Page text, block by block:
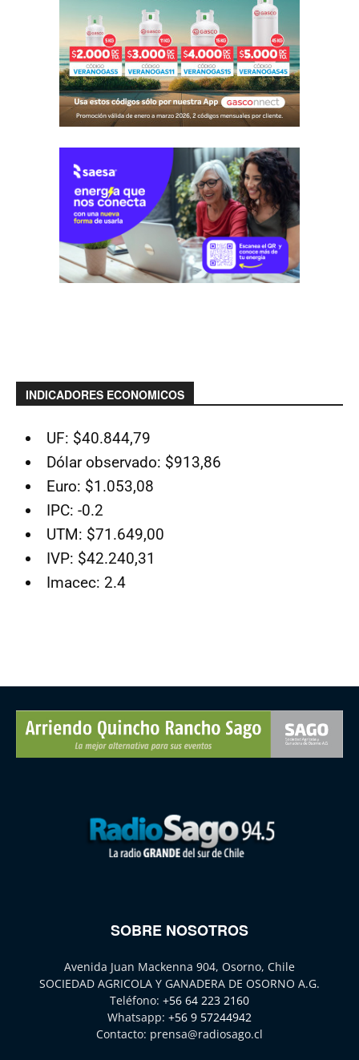
INDICADORES ECONOMICOS
UF: $40.844,79
Dólar observado: $913,86
Euro: $1.053,08
IPC: -0.2
UTM: $71.649,00
IVP: $42.240,31
Imacec: 2.4
SOBRE NOSOTROS
Avenida Juan Mackenna 904, Osorno, Chile
SOCIEDAD AGRICOLA Y GANADERA DE OSORNO A.G.
Teléfono: +56 64 223 2160
Whatsapp: +56 9 57244942
Contacto: prensa@radiosago.cl